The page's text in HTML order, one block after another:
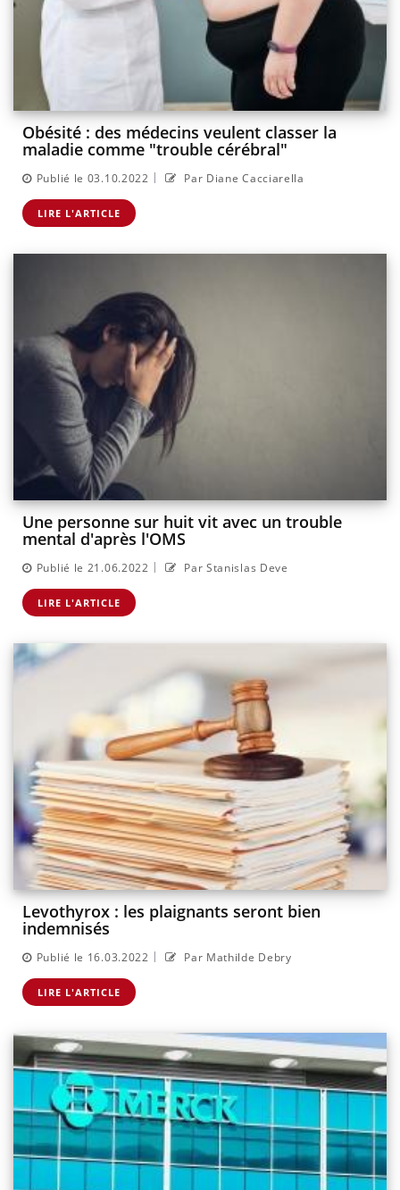
Obésité : des médecins veulent classer la
maladie comme "trouble cérébral"
Publié le 03.10.2022 | Par Diane Cacciarella
LIRE L'ARTICLE
Une personne sur huit vit avec un trouble
mental d'après l'OMS
Publié le 21.06.2022 | Par Stanislas Deve
LIRE L'ARTICLE
Levothyrox : les plaignants seront bien
indemnisés
Publié le 16.03.2022 | Par Mathilde Debry
LIRE L'ARTICLE